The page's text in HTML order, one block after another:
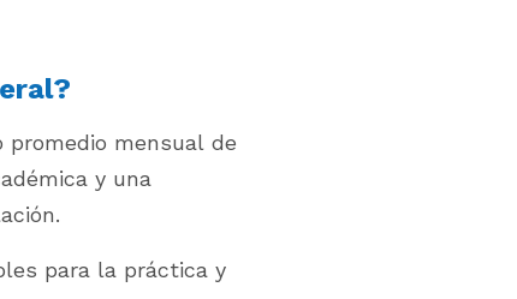
promedio mensual de
y una
para la práctica y